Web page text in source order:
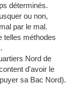
déterminés.
ou non,
par le mal.
telles méthodes
Nord de
d'avoir le
sa Bac Nord).